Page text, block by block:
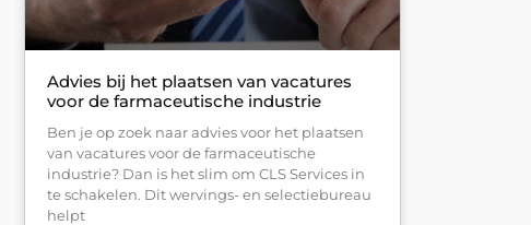
Advies bij het plaatsen van vacatures
voor de farmaceutische industrie
Ben je op zoek naar advies voor het plaatsen
van vacatures voor de farmaceutische
industrie? Dan is het slim om CLS Services in
te schakelen. Dit wervings- en selectiebureau
helpt